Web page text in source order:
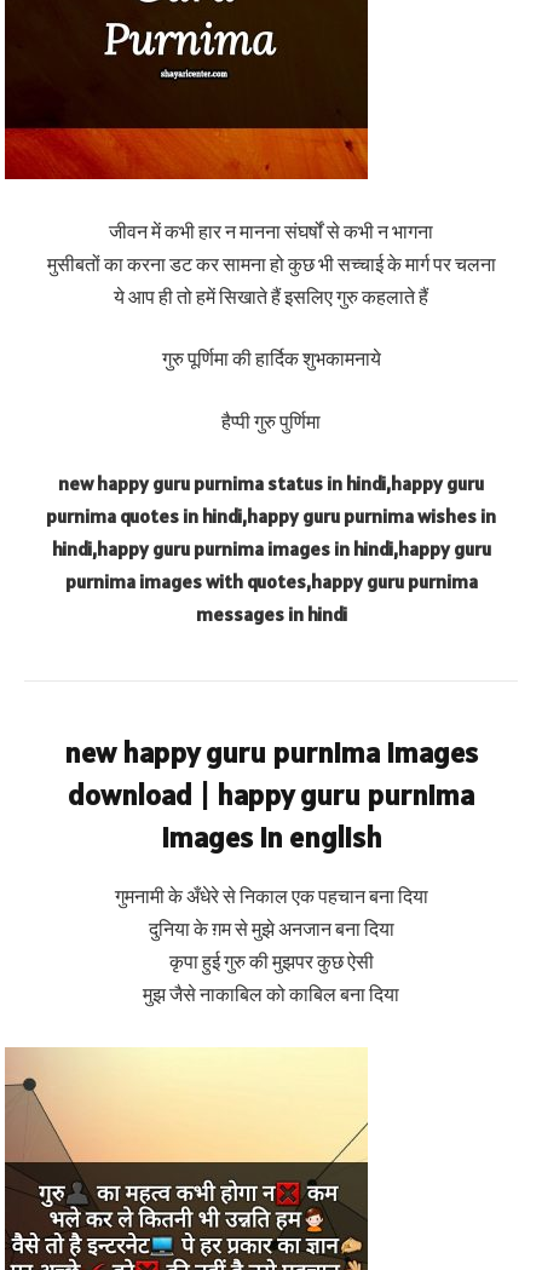
जीवन में कभी हार न मानना संघर्षों से कभी न भागना
मुसीबतों का करना डट कर सामना हो कुछ भी सच्चाई के मार्ग पर चलना
ये आप ही तो हमें सिखाते हैं इसलिए गुरु कहलाते हैं
गुरु पूर्णिमा की हार्दिक शुभकामनाये
हैप्पी गुरु पुर्णिमा
new happy guru purnima status in hindi,happy guru
purnima quotes in hindi,happy guru purnima wishes in
hindi,happy guru purnima images in hindi,happy guru
purnima images with quotes,happy guru purnima
messages in hindi
new happy guru purnima images
download | happy guru purnima
images in english
गुमनामी के अँधेरे से निकाल एक पहचान बना दिया
दुनिया के ग़म से मुझे अनजान बना दिया
कृपा हुई गुरु की मुझपर कुछ ऐसी
मुझ जैसे नाकाबिल को काबिल बना दिया